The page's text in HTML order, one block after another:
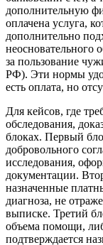
дополнительную
оплачена услуга,
дополнительно
неосновательного
за пользование
РФ). Эти нормы
есть оплата, но
Для кейсов, где
обследования,
блоках. Первый
добровольного
исследования,
документации.
назначенные
диагноза, не
выписке. Третий
объема помощи,
подтверждается